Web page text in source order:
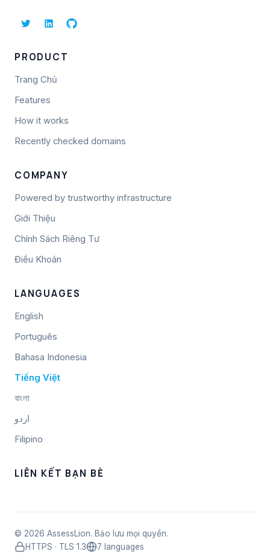
PRODUCT
Trang Chủ
Features
How it works
Recently checked domains
COMPANY
Powered by trustworthy infrastructure
Giới Thiệu
Chính Sách Riêng Tư
Điều Khoản
LANGUAGES
English
Português
Bahasa Indonesia
Tiếng Việt
বাংলা
اردو
Filipino
LIÊN KẾT BẠN BÈ
© 2026 AssessLion. Bảo lưu mọi quyền.
HTTPS · TLS 1.3
7 languages